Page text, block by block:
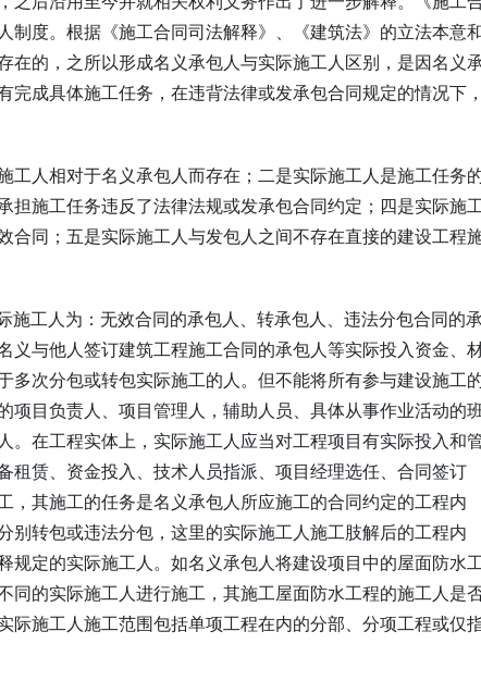
制度。根据《施工合同司法解释》、《建筑法》的立法本意
在的，之所以形成名义承包人与实际施工人区别，是因名义
成具体施工任务，在违背法律或发承包合同规定的情况下，
工人相对于名义承包人而存在；二是实际施工人是施工任务
担施工任务违反了法律法规或发承包合同约定；四是实际施
合同；五是实际施工人与发包人之间不存在直接的建设工程
施工人为：无效合同的承包人、转承包人、违法分包合同的
义与他人签订建筑工程施工合同的承包人等实际投入资金、
多次分包或转包实际施工的人。但不能将所有参与建设施工
项目负责人、项目管理人，辅助人员、具体从事作业活动的
。在工程实体上，实际施工人应当对工程项目有实际投入和
租赁、资金投入、技术人员指派、项目经理选任、合同签订
，其施工的任务是名义承包人所应施工的合同约定的工程内
别转包或违法分包，这里的实际施工人施工肢解后的工程内
规定的实际施工人。如名义承包人将建设项目中的屋面防水
同的实际施工人进行施工，其施工屋面防水工程的施工人是
际施工人施工范围包括单项工程在内的分部、分项工程或仅